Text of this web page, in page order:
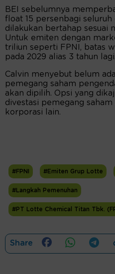
BEI sebelumnya
float 15 persenbagi
dilakukan bertahap sesuai
Untuk emiten dengan
triliun seperti FPNI, batas
pada 2029 alias 3 tahun lagi.
Calvin menyebut belum
pemegang saham
akan dipilih. Opsi yang
divestasi pemegang saham
korporasi lain.
#FPNI #Emiten Grup Lotte
#Langkah Pemenuhan
#PT Lotte Chemical Titan Tbk.
Share